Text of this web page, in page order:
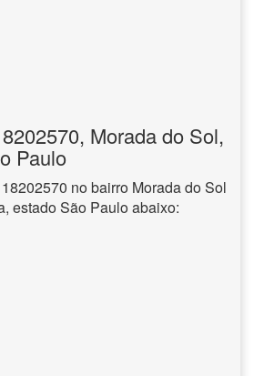
Morada do Sol,
Paulo
no bairro Morada do Sol
estado São Paulo abaixo: